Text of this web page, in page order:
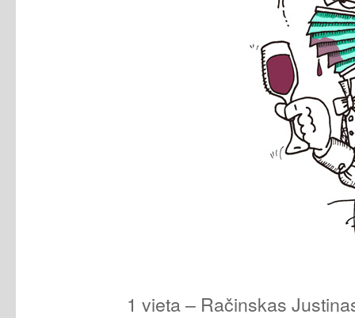
1 vieta – Račinskas